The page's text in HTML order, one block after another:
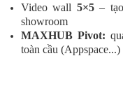
Video wall 5×5– tạo
showroom
MAXHUB Pivot:
toàn cầu (Appspace...)